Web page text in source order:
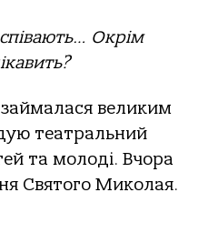
Окрім
займалася великим
театральний
та молоді. Вчора
Святого Миколая.